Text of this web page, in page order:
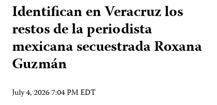
Identifican en Veracruz los
restos de la periodista
mexicana secuestrada Roxana
Guzmán
July 4, 2026 7:04 PM EDT